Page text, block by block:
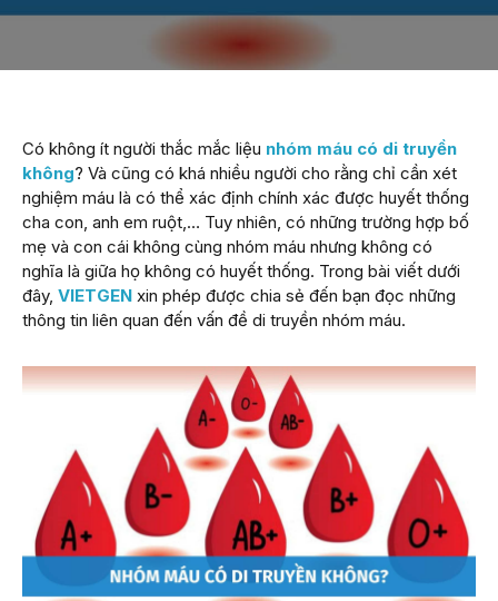
Có không ít người thắc mắc liệu nhóm máu có di truyền
không? Và cũng có khá nhiều người cho rằng chỉ cần xét
nghiệm máu là có thể xác định chính xác được huyết thống
cha con, anh em ruột,… Tuy nhiên, có những trường hợp bố
mẹ và con cái không cùng nhóm máu nhưng không có
nghĩa là giữa họ không có huyết thống. Trong bài viết dưới
đây, VIETGEN xin phép được chia sẻ đến bạn đọc những
thông tin liên quan đến vấn đề di truyền nhóm máu.